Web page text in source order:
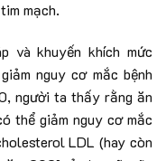
mạch.
và khuyến khích mức
nguy cơ mắc bệnh
người ta thấy rằng ăn
thể giảm nguy cơ mắc
LDL (hay còn